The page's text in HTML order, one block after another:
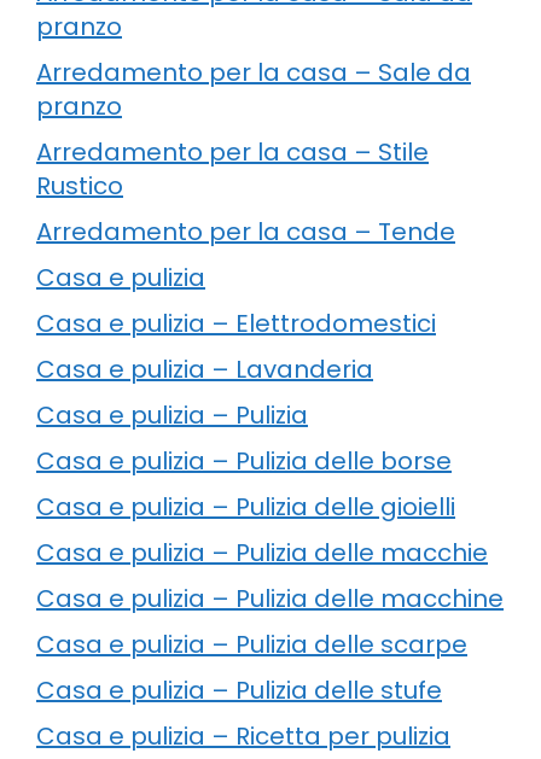
pranzo
Arredamento per la casa – Sale da
pranzo
Arredamento per la casa – Stile
Rustico
Arredamento per la casa – Tende
Casa e pulizia
Casa e pulizia – Elettrodomestici
Casa e pulizia – Lavanderia
Casa e pulizia – Pulizia
Casa e pulizia – Pulizia delle borse
Casa e pulizia – Pulizia delle gioielli
Casa e pulizia – Pulizia delle macchie
Casa e pulizia – Pulizia delle macchine
Casa e pulizia – Pulizia delle scarpe
Casa e pulizia – Pulizia delle stufe
Casa e pulizia – Ricetta per pulizia